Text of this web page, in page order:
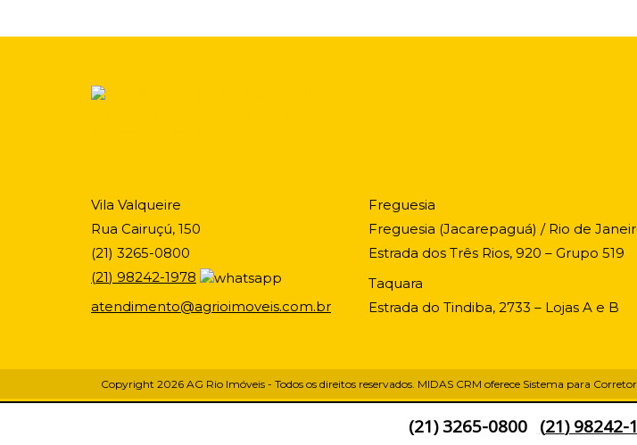
(21)3265-0800 (21)98242-
Vila Valqueire
Rua Cairuçú, 150
(21) 3265-0800
(21) 98242-1978
atendimento@agrioimoveis.com.br
Freguesia
Freguesia (Jacarepaguá) / Rio de
Estrada dos Três Rios, 920 – Grupo 519
Taquara
Estrada do Tindiba, 2733 – Lojas A e B
Copyright 2026 AG Rio Imóveis - Todos os direitos reservados. MIDAS CRM oferece Sistema para